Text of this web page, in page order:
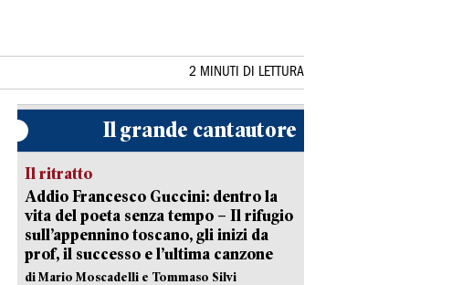
2 MINUTI DI LETTURA
Il grande cantautore
Il ritratto
Addio Francesco Guccini: dentro la
vita del poeta senza tempo – Il rifugio
sull’appennino toscano, gli inizi da
prof, il successo e l’ultima canzone
di Mario Moscadelli e Tommaso Silvi